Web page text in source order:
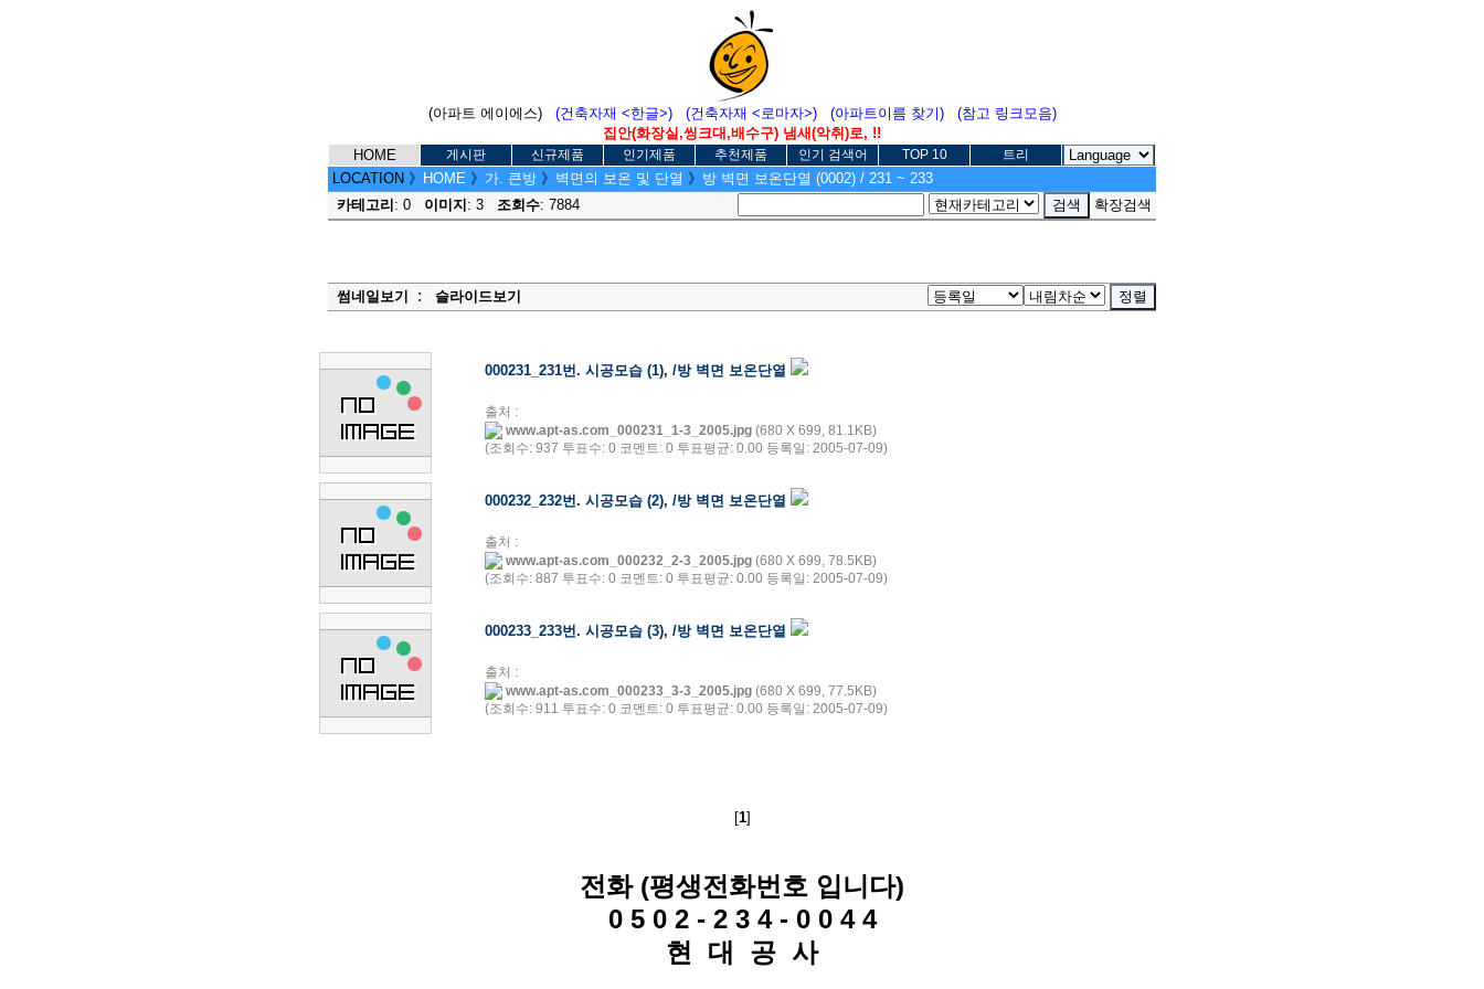
(아파트 에이에스) (건축자재 <한글>) (건축자재 <로마자>) (아파트이름 찾기)
(참고 링크모음)
집안(화장실,씽크대,배수구) 냄새(악취)로, !!
HOME
게시판 신규제품 인기제품 추천제품 인기 검색어 TOP 10 트리
LOCATION 》 HOME 》 가. 큰방 》 벽면의 보온 및 단열 》 방 벽면 보온단열 (0002) / 231 ~ 233
카테고리 : 0 이미지 : 3 조회수: 7884 확장검색
썸네일보기 : 슬라이드보기
000231_231번. 시공모습 (1), /방 벽면 보온단열
출처 :
www.apt-as.com_000231_1-3_2005.jpg (680 X 699, 81.1KB)
(조회수: 937 투표수: 0 코멘트: 0 투표평균: 0.00 등록일: 2005-07-09)
000232_232번. 시공모습 (2), /방 벽면 보온단열
출처 :
www.apt-as.com_000232_2-3_2005.jpg (680 X 699, 78.5KB)
(조회수: 887 투표수: 0 코멘트: 0 투표평균: 0.00 등록일: 2005-07-09)
000233_233번. 시공모습 (3), /방 벽면 보온단열
출처 :
www.apt-as.com_000233_3-3_2005.jpg (680 X 699, 77.5KB)
(조회수: 911 투표수: 0 코멘트: 0 투표평균: 0.00 등록일: 2005-07-09)
[1]
전화 (평생전화번호 입니다)
0 5 0 2 - 2 3 4 - 0 0 4 4
현 대 공 사